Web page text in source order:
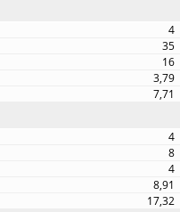
4
35
16
3,79
7,71
4
8
4
8,91
17,32